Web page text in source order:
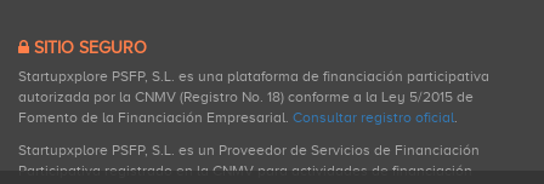
SITIO SEGURO
Startupxplore PSFP, S.L. es una plataforma de financiación participativa
autorizada por la CNMV (Registro No. 18) conforme a la Ley 5/2015 de
Fomento de la Financiación Empresarial. Consultar registro oficial.
Startupxplore PSFP, S.L. es un Proveedor de Servicios de Financiación
Participativa registrado en la CNMV para actividades de financiación